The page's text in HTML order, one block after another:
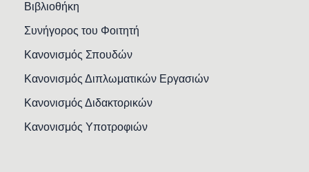
Βιβλιοθήκη
Συνήγορος του Φοιτητή
Κανονισμός Σπουδών
Κανονισμός Διπλωματικών Εργασιών
Κανονισμός Διδακτορικών
Κανονισμός Υποτροφιών